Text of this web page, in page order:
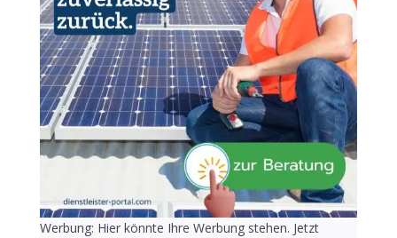
Werbung: Hier könnte Ihre Werbung stehen. Jetzt